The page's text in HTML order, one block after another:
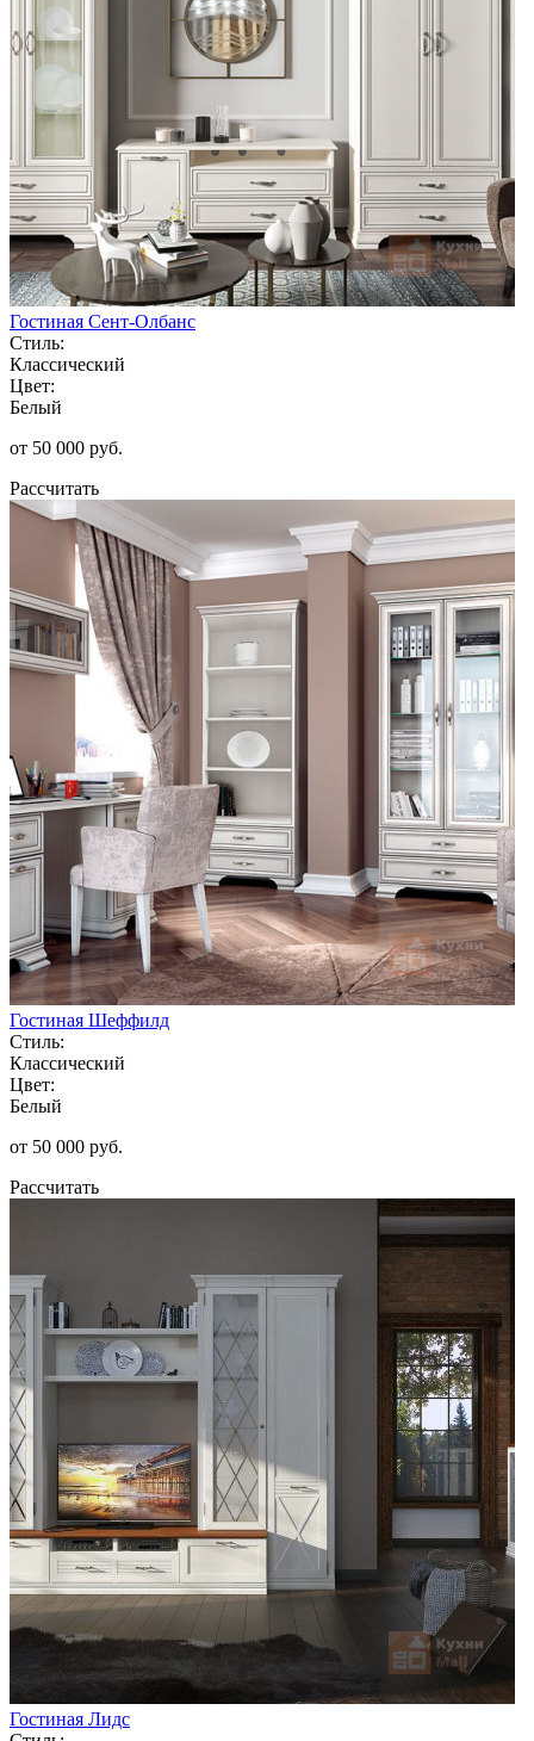
Гостиная Сент-Олбанс
Стиль:
Классический
Цвет:
Белый
от 50 000 руб.
Рассчитать
Гостиная Шеффилд
Стиль:
Классический
Цвет:
Белый
от 50 000 руб.
Рассчитать
Гостиная Лидс